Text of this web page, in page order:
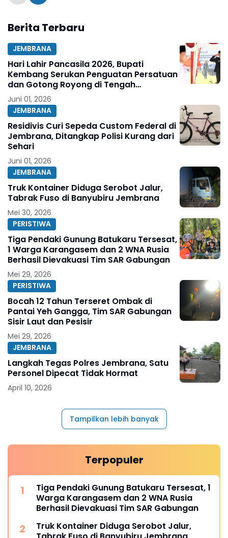
Berita Terbaru
JEMBRANA
Hari Lahir Pancasila 2026, Bupati
Kembang Serukan Penguatan Persatuan
dan Gotong Royong di Tengah
Tantangan Global
Juni 01, 2026
JEMBRANA
Residivis Curi Sepeda Custom Federal di
Jembrana, Ditangkap Polisi Kurang dari
Sehari
Juni 01, 2026
JEMBRANA
Truk Kontainer Diduga Serobot Jalur,
Tabrak Fuso di Banyubiru Jembrana
Mei 30, 2026
PERISTIWA
Tiga Pendaki Gunung Batukaru Tersesat,
1 Warga Karangasem dan 2 WNA Rusia
Berhasil Dievakuasi Tim SAR Gabungan
Mei 29, 2026
PERISTIWA
Bocah 12 Tahun Terseret Ombak di
Pantai Yeh Gangga, Tim SAR Gabungan
Sisir Laut dan Pesisir
Mei 29, 2026
JEMBRANA
Langkah Tegas Polres Jembrana, Satu
Personel Dipecat Tidak Hormat
April 10, 2026
Tampilkan lebih banyak
Terpopuler
Tiga Pendaki Gunung Batukaru Tersesat, 1
Warga Karangasem dan 2 WNA Rusia
Berhasil Dievakuasi Tim SAR Gabungan
Truk Kontainer Diduga Serobot Jalur,